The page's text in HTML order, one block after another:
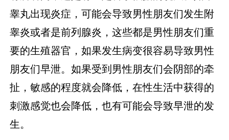
睾丸出现炎症，可能会导致男性朋友们发生附
睾炎或者是前列腺炎，这些都是男性朋友们重
要的生殖器官，如果发生病变很容易导致男性
朋友们早泄。如果受到男性朋友们会阴部的牵
扯，敏感的程度就会降低，在性生活中获得的
刺激感觉也会降低，也有可能会导致早泄的发
生。